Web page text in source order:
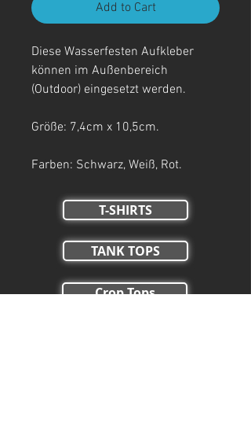
Add to Cart
Diese Wasserfesten Aufkleber
können im Außenbereich
(Outdoor) eingesetzt werden.
Größe: 7,4cm x 10,5cm.
Farben: Schwarz, Weiß, Rot.
T-SHIRTS
TANK TOPS
Crop Tops